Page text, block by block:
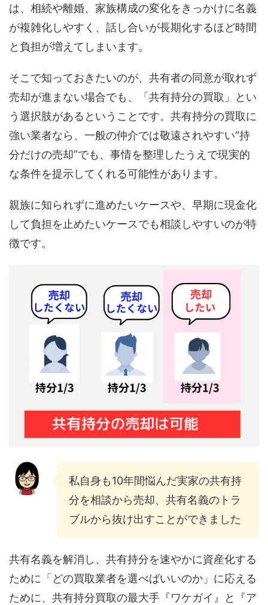
は、相続や離婚、家族構成の変化をきっかけに名義
が複雑化しやすく、話し合いが長期化するほど時間
と負担が増えてしまいます。
そこで知っておきたいのが、共有者の同意が取れず
売却が進まない場合でも、「共有持分の買取」とい
う選択肢があるということです。共有持分の買取に
強い業者なら、一般の仲介では敬遠されやすい“持
分だけの売却”でも、事情を整理したうえで現実的
な条件を提示してくれる可能性があります。
親族に知られずに進めたいケースや、早期に現金化
して負担を止めたいケースでも相談しやすいのが特
徴です。
私自身も10年間悩んだ実家の共有持
分を相談から売却、共有名義のトラ
ブルから抜け出すことができました
共有名義を解消し、共有持分を速やかに資産化する
ために「どの買取業者を選べばいいのか」に応える
ために、共有持分買取の最大手『ワケガイ』と『ア